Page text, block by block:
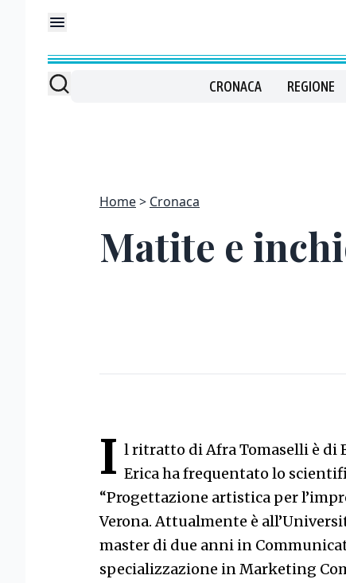
CRONACA REGIONE
Home Cronaca
Matite e
I l ritratto di Afra Tomaselli è di
Erica ha frequentato lo
“Progettazione artistica per
Verona. Attualmente è
master di due anni in
specializzazione in Marketing